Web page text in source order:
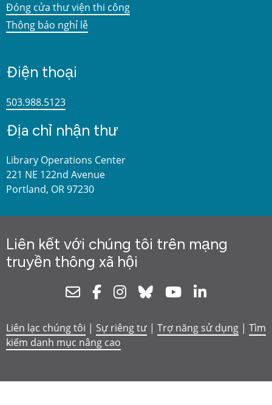
Đóng cửa thư viện thi công
Thông báo nghỉ lễ
Điện thoại
503.988.5123
Địa chỉ nhận thư
Library Operations Center
221 NE 122nd Avenue
Portland, OR 97230
Liên kết với chúng tôi trên mạng
truyền thông xã hội
NewsletterFacebookInstagram
Bluesky Youtube
Liên lạc chúng tôi | Sự riêng tư | Trợ năng sử dụng | Tìm
kiếm danh mục nâng cao